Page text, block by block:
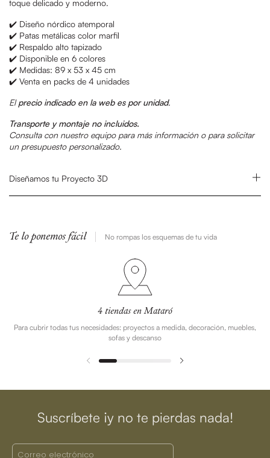
toque delicado y moderno.
✔️ Diseño nórdico atemporal
✔️ Patas metálicas color marfil
✔️ Respaldo alto tapizado
✔️ Disponible en 6 colores
✔️ Medidas: 89 x 53 x 45 cm
✔️ Venta en packs de 4 unidades
Elprecio indicado en la web es por unidad.
Transporte y montaje no incluidos.
Consulta con nuestro equipo para más información o para solicitar
un presupuesto personalizado.
Diseñamos tu Proyecto 3D
Te lo ponemos fácil No rompas los esquemas de tu vida
4 tiendas en Mataró
Para cubrir todas tus necesidades: proyectos a medida, decoración, muebles,
sofas y descanso
Suscríbete ¡y no te pierdas nada!